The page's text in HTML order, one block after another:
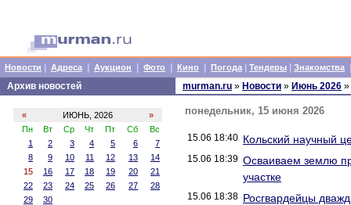
Новости Адреса Аукцион Фото Кино Погода Тендеры Знакомства
Архив новостей
« ИЮНЬ, 2026
»
Пн
Вт Ср Чт Пт Сб
Вс
1
2 3 4 5 6
7
8
9 10 11 12 13
14
15
16 17 18 19 20
21
22
23 24 25 26 27
28
29
30
murman.ru » Новости » Июнь 2026
понедельник, 15 июня 2026
15.06 18:40 Кольский научный
15.06 18:39 Осваиваем землю
участке
15.06 18:38 Росгвардейцы